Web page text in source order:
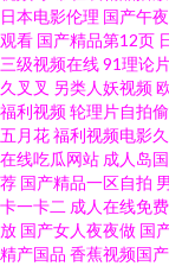
韩一 91大香蕉自慰 免
天天天天天干 国产传
线 一区二区 久1视频
洲成人日韩在线 久久
日本电影伦理 国产午
观看 国产精品第12页
三级视频在线91理论
久叉叉 另类人妖视频
福利视频轮理片自拍
五月花福利视频电影
在线吃瓜网站 成人岛
荐 国产精品一区自拍
卡一卡二 成人在线免
放 国产女人夜夜做 国
精产国品 香蕉视频国